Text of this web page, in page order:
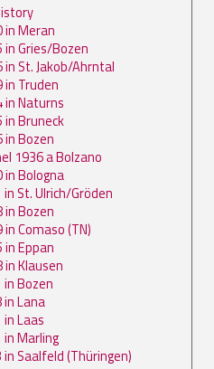
in Meran
in Gries/Bozen
in St. Jakob/Ahrntal
in Truden
in Naturns
in Bruneck
in Bozen
1936 a Bolzano
in Bologna
in St. Ulrich/Gröden
in Bozen
in Comaso (TN)
in Eppan
in Klausen
in Bozen
in Lana
in Laas
in Marling
in Saalfeld (Thüringen)